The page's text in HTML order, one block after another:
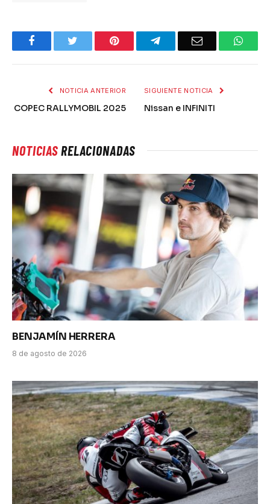
Facebook Pinterest TelegramEmail
NOTICIA ANTERIOR
COPEC RALLYMOBIL 2025
SIGUIENTE NOTICIA
Nissan e INFINITI
NOTICIASRELACIONADAS
BENJAMÍN HERRERA
8 de agosto de 2026